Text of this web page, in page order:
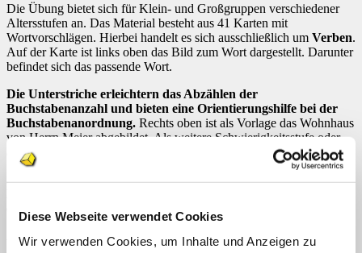
Diese Webseite verwendet Cookies
Wir verwenden Cookies, um Inhalte und Anzeigen zu
Die Übung bietet sich für Klein- und Großgruppen verschiedener
Altersstufen an. Das Material besteht aus 41 Karten mit
Wortvorschlägen. Hierbei handelt es sich ausschließlich um Verben.
Auf der Karte ist links oben das Bild zum Wort dargestellt. Darunter
befindet sich das passende Wort.
Die Unterstriche erleichtern das Abzählen der
Buchstabenanzahl und bieten eine Orientierungshilfe bei der
Buchstabenanordnung. Rechts oben ist als Vorlage das Wohnhaus
von Herrn Meier abgebildet. Als weitere Schwierigkeitsstufe oder
als Lehrerarbeitsvorlage bieten sich die Blankokarten an.
Zur besseren Orientierung im Alphabet können die
Alle Karten werden ausgedruckt, laminiert und ausgeschnitten.